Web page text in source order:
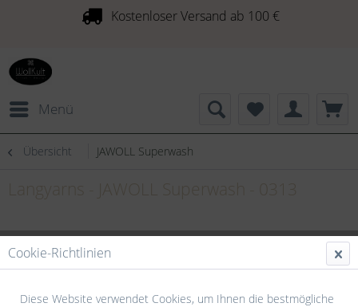
Kostenloser Versand ab 100 €
Menü
Übersicht JAWOLL Superwash
Cookie-Richtlinien
Diese Website verwendet Cookies, um Ihnen die bestmögliche